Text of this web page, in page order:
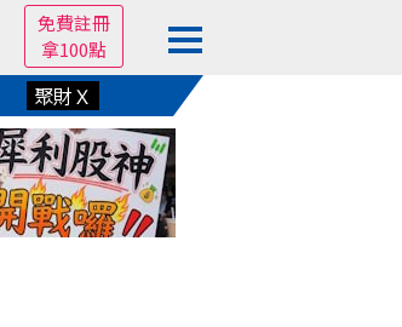
免費註冊
拿100點
聚財Ｘ